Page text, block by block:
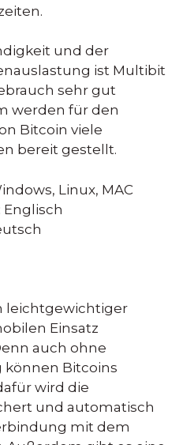
und der
ist Multibit
sehr gut
werden für den
Bitcoin viele
bereit gestellt.
Linux, MAC
Englisch
leichtgewichtiger
Einsatz
auch ohne
Bitcoins
wird die
und automatisch
mit dem